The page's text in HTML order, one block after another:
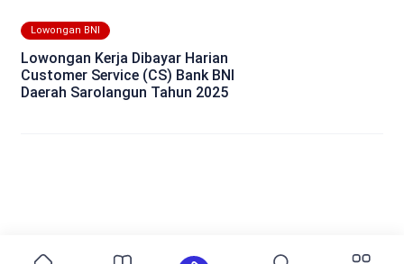
Lowongan BNI
Lowongan Kerja Dibayar Harian
Customer Service (CS) Bank BNI
Daerah Sarolangun Tahun 2025